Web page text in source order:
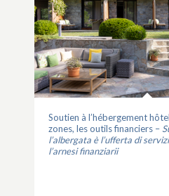
Soutien à l’hébergement
zones, les outils financiers –
l’albergata è l’ufferta di
l’arnesi finanziarii